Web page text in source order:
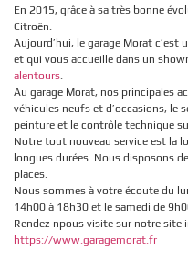
En 2015, grâce à sa très bonne
Citroën.
Aujourd’hui, le garage Morat c’est
et qui vous accueille dans un
alentours.
Au garage Morat, nos principales
véhicules neufs et d’occasions, le
peinture et le contrôle technique
Notre tout nouveau service est la
longues durées. Nous disposons
places.
Nous sommes à votre écoute du
14h00 à 18h30 et le samedi de
Rendez-npous visite sur notre site
https://www.garagemorat.fr